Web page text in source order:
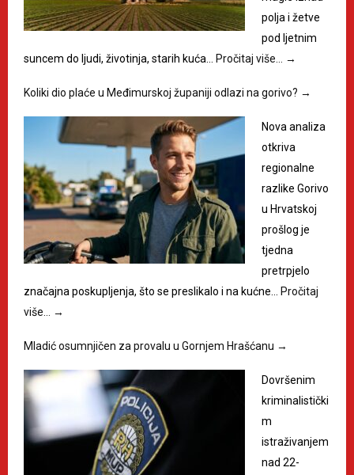
polja i žetve
pod ljetnim
suncem do ljudi, životinja, starih kuća…
Pročitaj više… →
Koliki dio plaće u Međimurskoj županiji odlazi na gorivo? →
Nova analiza
otkriva
regionalne
razlike Gorivo
u Hrvatskoj
prošlog je
tjedna
pretrpjelo
značajna poskupljenja, što se preslikalo i na kućne…
Pročitaj
više…
→
Mladić osumnjičen za provalu u Gornjem Hrašćanu →
Dovršenim
kriminalistički
m
istraživanjem
nad 22-